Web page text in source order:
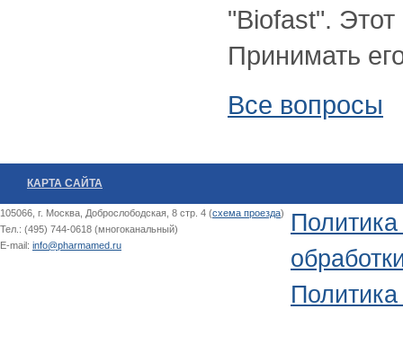
"Biofast".
Принимать
Все вопросы
КАРТА САЙТА
105066, г. Москва, Доброслободская, 8 стр. 4 (схема проезда)
Тел.: (495) 744-0618 (многоканальный)
E-mail: info@pharmamed.ru